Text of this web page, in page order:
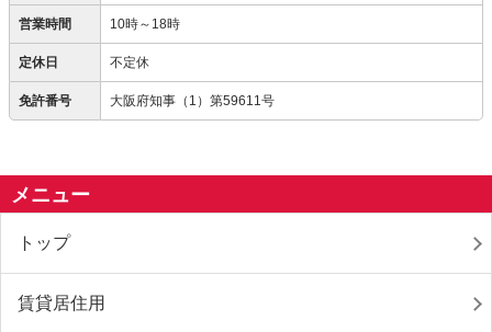
営業時間 10時～18時
定休日 不定休
免許番号 大阪府知事（1）第59611号
メニュー
トップ
賃貸居住用